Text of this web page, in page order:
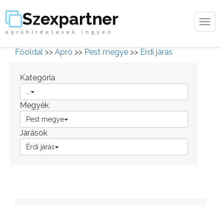
Szexpartner
apróhirdetések ingyen
Főoldal >> Apró >> Pest megye >> Érdi járás
Kategória
Megyék
Pest megye
Járások
Érdi járás